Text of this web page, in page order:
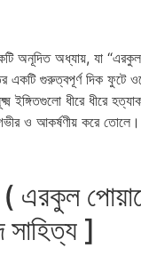
অনূদিত অধ্যায়, যা “এরকুল
একটি গুরুত্বপূর্ণ দিক ফুটে
ধীরে ধীরে
ও আকর্ষণীয় করে তোলে।
এরকুল
সাহিত্য ]